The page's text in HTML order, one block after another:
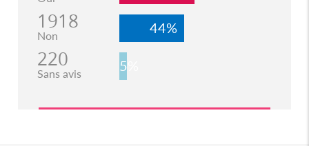
1918
Non 44%
220
Sans avis 5%